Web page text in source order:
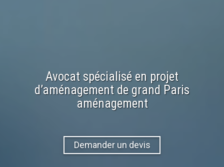
Avocat spécialisé en projet
d’aménagement de grand Paris
aménagement
Demander un devis